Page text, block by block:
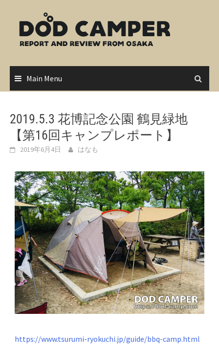
content
Main Menu
2019.5.3 花博記念公園 鶴見緑地
【第16回キャンプレポート】
2019年6月4日 はなも
https://www.tsurumi-ryokuchi.jp/guide/bbq-camp.html